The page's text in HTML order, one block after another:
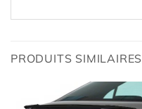
PRODUITS SIMILAIRES